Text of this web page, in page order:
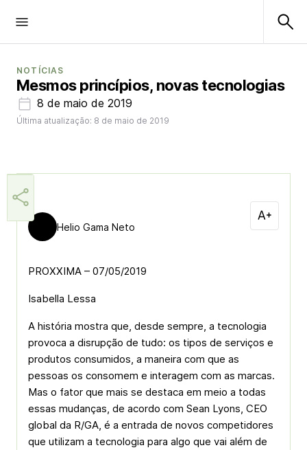
NOTÍCIAS
Mesmos princípios, novas tecnologias
8 de maio de 2019
Última atualização: 8 de maio de 2019
Helio Gama Neto
PROXXIMA – 07/05/2019
Isabella Lessa
A história mostra que, desde sempre, a tecnologia
provoca a disrupção de tudo: os tipos de serviços e
produtos consumidos, a maneira com que as
pessoas os consomem e interagem com as marcas.
Mas o fator que mais se destaca em meio a todas
essas mudanças, de acordo com Sean Lyons, CEO
global da R/GA, é a entrada de novos competidores
que utilizam a tecnologia para algo que vai além de